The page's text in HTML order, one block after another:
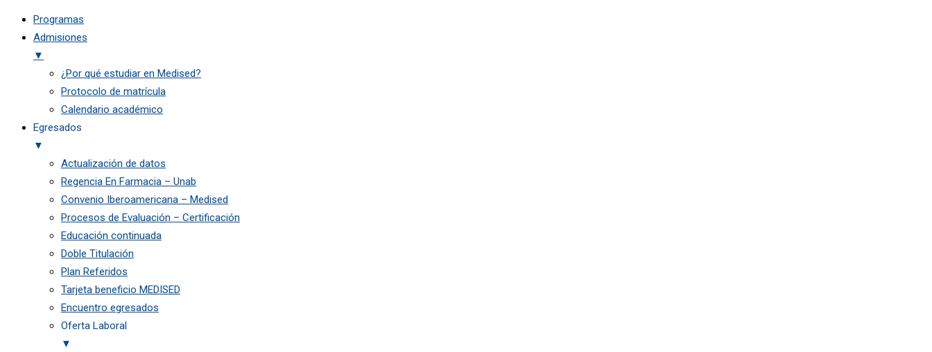
Programas
Admisiones
▼
¿Por qué estudiar en Medised?
Protocolo de matrícula
Calendario académico
Egresados
▼
Actualización de datos
Regencia En Farmacia – Unab
Convenio Iberoamericana – Medised
Procesos de Evaluación – Certificación
Educación continuada
Doble Titulación
Plan Referidos
Tarjeta beneficio MEDISED
Encuentro egresados
Oferta Laboral
▼